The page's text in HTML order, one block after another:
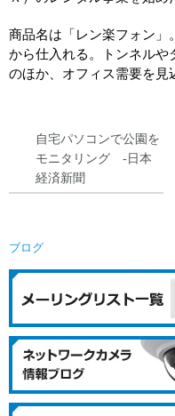
商品名は「レン楽フォン」
から仕入れる。トンネルや
のほか、オフィス需要を見
自宅パソコンで公園を
モニタリング -日本
経済新聞
ブログ